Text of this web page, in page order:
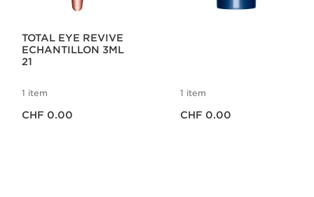
TOTAL EYE REVIVE
ECHANTILLON 3ML
21
1 item
CHF 0.00
1 item
CHF 0.00